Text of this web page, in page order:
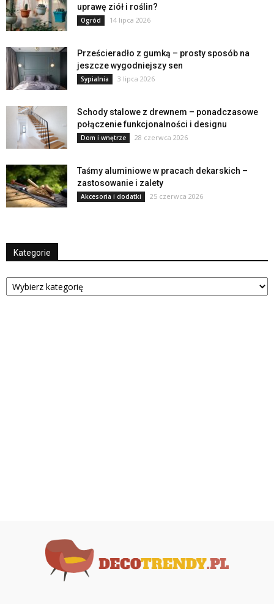
uprawę ziół i roślin?
Ogród 14 lipca 2026
Prześcieradło z gumką – prosty sposób na
jeszcze wygodniejszy sen
Sypialnia 3 lipca 2026
Schody stalowe z drewnem – ponadczasowe
połączenie funkcjonalności i designu
Dom i wnętrze 28 czerwca 2026
Taśmy aluminiowe w pracach dekarskich –
zastosowanie i zalety
Akcesoria i dodatki 25 czerwca 2026
Kategorie
Kategorie